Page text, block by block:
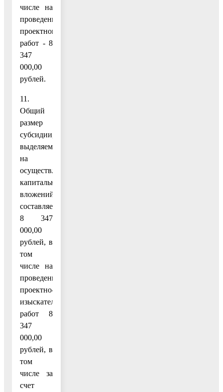
числе на
проведение
проектноизыскательских
работ - 8
347
000,00
рублей.
11.
Общий
размер
субсидии,
выделяемой
на
осуществление
капитальных
вложений
составляет
8 347
000,00
рублей, в
том
числе на
проведение
проектно-
изыскательских
работ 8
347
000,00
рублей, в
том
числе за
счет